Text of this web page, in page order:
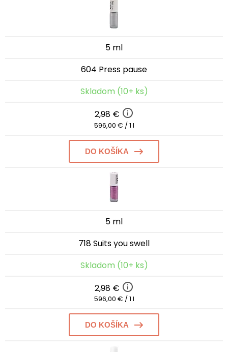
5 ml
604 Press pause
Skladom (10+ ks)
2,98 €
596,00 € / 1 l
DO KOŠÍKA
5 ml
718 Suits you swell
Skladom (10+ ks)
2,98 €
596,00 € / 1 l
DO KOŠÍKA